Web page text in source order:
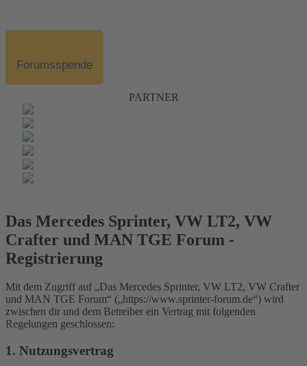
Forumsspende
PARTNER
Das Mercedes Sprinter, VW LT2, VW
Crafter und MAN TGE Forum -
Registrierung
Mit dem Zugriff auf „Das Mercedes Sprinter, VW LT2, VW Crafter
und MAN TGE Forum“ („https://www.sprinter-forum.de“) wird
zwischen dir und dem Betreiber ein Vertrag mit folgenden
Regelungen geschlossen:
1. Nutzungsvertrag